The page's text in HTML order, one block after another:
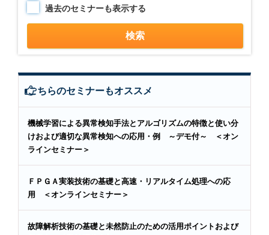
過去のセミナーも表示する
こちらのセミナーもオススメ
機械学習による異常検知手法とアルゴリズムの特徴と使い分
けおよび適切な異常検知への応用・例 ～デモ付～ ＜オン
ラインセミナー＞
ＦＰＧＡ実装技術の基礎と高速・リアルタイム処理への応
用 ＜オンラインセミナー＞
故障解析技術の基礎と未然防止のための活用ポイントおよび